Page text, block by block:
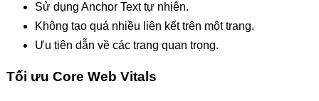
Sử dụng Anchor Text tự nhiên.
Không tạo quá nhiều liên kết trên một trang.
Ưu tiên dẫn về các trang quan trọng.
Tối ưu Core Web Vitals